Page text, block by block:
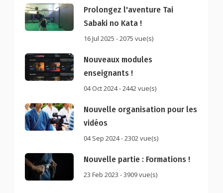
Prolongez l'aventure Tai
Sabaki no Kata !
16 Jul 2025 - 2075 vue(s)
Nouveaux modules
enseignants !
04 Oct 2024 - 2442 vue(s)
Nouvelle organisation pour les
vidéos
04 Sep 2024 - 2302 vue(s)
Nouvelle partie : Formations !
23 Feb 2023 - 3909 vue(s)